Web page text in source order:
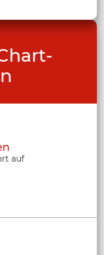
auf